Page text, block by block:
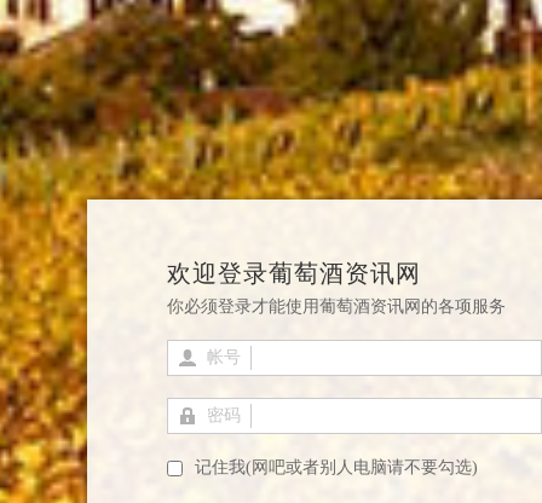
欢迎登录葡萄酒资讯网
你必须登录才能使用葡萄酒资讯网的各项服务
帐号
密码
记住我(网吧或者别人电脑请不要勾选)